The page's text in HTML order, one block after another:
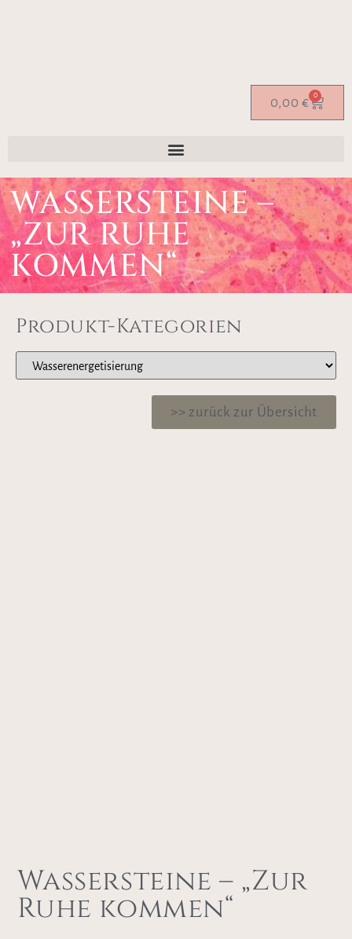
0,00 € 0
WASSERSTEINE –
„ZUR RUHE
KOMMEN“
Produkt-Kategorien
>> zurück zur Übersicht
Wassersteine – „Zur
Ruhe kommen“